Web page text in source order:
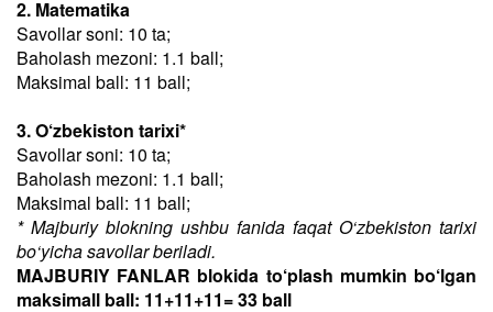
2. Matematika
Savollar soni: 10 ta;
Baholash mezoni: 1.1 ball;
Maksimal ball: 11 ball;
3. O‘zbekiston tarixi*
Savollar soni: 10 ta;
Baholash mezoni: 1.1 ball;
Maksimal ball: 11 ball;
* Majburiy blokning ushbu fanida faqat O‘zbekiston tarixi
bo‘yicha savollar beriladi.
MAJBURIY FANLAR blokida to‘plash mumkin bo‘lgan
maksimall ball: 11+11+11= 33 ball